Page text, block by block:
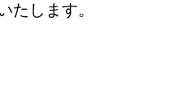
たします。